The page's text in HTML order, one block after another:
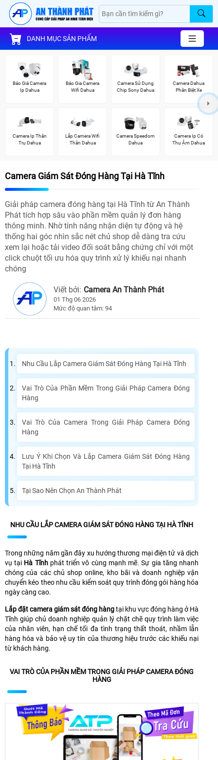
DANH MỤC SẢN PHẨM
Báo Giá Camera
Ip Dahua
Báo Gia Camera
Wifi Dahua
Camera Sử Dụng
Chip Sony Dahua
Camera Dahua
Phân Biệt Xe
Camera Ip Thân
Trụ Dahua
Lắp Camera Wifi
Thân Dahua
Camera Speedom
Dahua
Camera Ip Có
Thu Ậm Dahua
Camera Giám Sát Đóng Hàng Tại Hà Tĩnh
Giải pháp camera đóng hàng tại Hà Tĩnh từ An Thành
Phát tích hợp sâu vào phần mềm quản lý đơn hàng
thông minh. Nhờ tính năng nhận diện tự động và hệ
thống hai góc nhìn sắc nét chủ shop dễ dàng tra cứu
xem lại hoặc tải video đối soát bằng chứng chỉ với một
click chuột tối ưu hóa quy trình xử lý khiếu nại nhanh
chóng
Viết bởi: Camera An Thành Phát
01 Thg 06 2026
Mức độ quan tâm: 94
Nhu Cầu Lắp Camera Giám Sát Đóng Hàng Tại Hà Tĩnh
Vai Trò Của Phần Mềm Trong Giải Pháp Camera Đóng
Hàng
Vai Trò Của Camera Trong Giải Pháp Camera Đóng
Hàng
Lưu Ý Khi Chọn Và Lắp Camera Giám Sát Đóng Hàng
Tại Hà Tĩnh
Tại Sao Nên Chọn An Thành Phát
NHU CẦU LẮP CAMERA GIÁM SÁT ĐÓNG HÀNG TẠI HÀ TĨNH
Trong những năm gần đây xu hướng thương mại điện tử và dịch
vụ tại Hà Tĩnhphát triển vô cùng mạnh mẽ. Sự gia tăng nhanh
chóng của các chủ shop online, kho bãi và doanh nghiệp vận
chuyển kéo theo nhu cầu kiểm soát quy trình đóng gói hàng hóa
ngày càng cao.
Lắp đặt camera giám sát đóng hàngtại khu vực đóng hàng ở Hà
Tĩnh giúp chủ doanh nghiệp quản lý chặt chẽ quy trình làm việc
của nhân viên, hạn chế tối đa tình trạng thất thoát, nhầm lẫn
hàng hóa và bảo vệ uy tín của thương hiệu trước các khiếu nại
từ khách hàng.
VAI TRÒ CỦA PHẦN MỀM TRONG GIẢI PHÁP CAMERA ĐÓNG
HÀNG